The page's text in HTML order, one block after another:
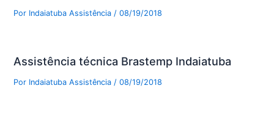
Por Indaiatuba Assistência/08/19/2018
Assistência técnica Brastemp Indaiatuba
Por Indaiatuba Assistência /08/19/2018